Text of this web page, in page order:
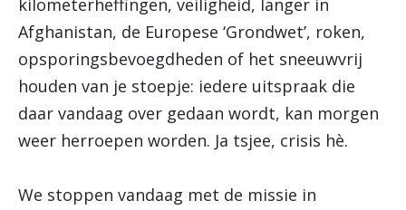
kilometerheffingen, veiligheid, langer in
Afghanistan, de Europese ‘Grondwet’, roken,
opsporingsbevoegdheden of het sneeuwvrij
houden van je stoepje: iedere uitspraak die
daar vandaag over gedaan wordt, kan morgen
weer herroepen worden. Ja tsjee, crisis hè.
We stoppen vandaag met de missie in